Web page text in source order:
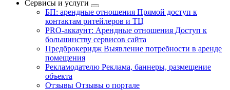
Сервисы и услуги
БП: арендные отношения Прямой доступ к
контактам ритейлеров и ТЦ
PRO-аккаунт: Арендные отношения Доступ к
большинству сервисов сайта
Предброкеридж Выявление потребности в аренде
помещения
Рекламодателю Реклама, баннеры, размещение
объекта
Отзывы Отзывы о портале